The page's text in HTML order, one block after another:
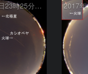
2017年11月25日23時25分の低速火球